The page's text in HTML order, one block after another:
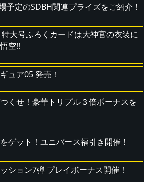
予定のSDBH関連プライズをご紹介！
大号ふろくカードは大神官の衣装に
空!!
ュア05 発売！
くせ！豪華トリプル３倍ボーナスを
ゲット！ユニバース福引き開催！
ション7弾 プレイボーナス開催！